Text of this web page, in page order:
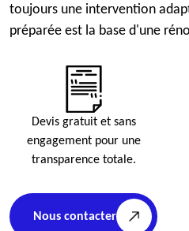
toujours une intervention
préparée est la base d'une
Devis gratuit et sans
engagement pour une
transparence totale.
Nous contacter